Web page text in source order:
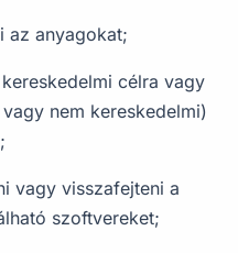
az anyagokat;
célra vagy
nem kereskedelmi)
vagy visszafejteni a
szoftvereket;